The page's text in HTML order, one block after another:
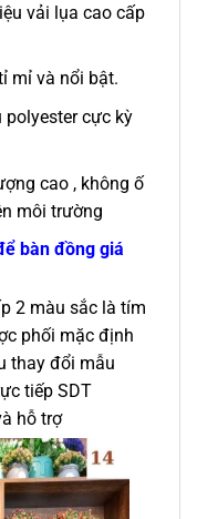
vải lụa cao cấp
mỉ và nổi bật.
cực kỳ
cao , không ố
môi trường
bàn đồng giá
2 màu sắc là tím
phối mặc định
thay đổi mẫu
tiếp SDT
hỗ trợ